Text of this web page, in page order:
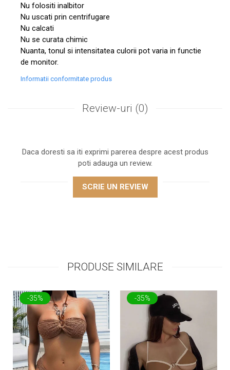
Nu folositi inalbitor
Nu uscati prin centrifugare
Nu calcati
Nu se curata chimic
Nuanta, tonul si intensitatea culorii pot varia in functie
de monitor.
Informatii conformitate produs
Review-uri (0)
Daca doresti sa iti exprimi parerea despre acest produs
poti adauga un review.
SCRIE UN REVIEW
PRODUSE SIMILARE
-35% -35%